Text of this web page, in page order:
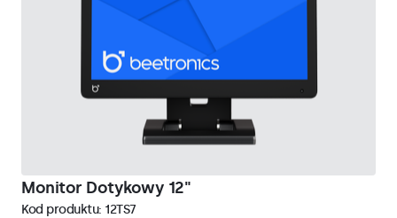
Monitor Dotykowy 12"
Kod produktu: 12TS7